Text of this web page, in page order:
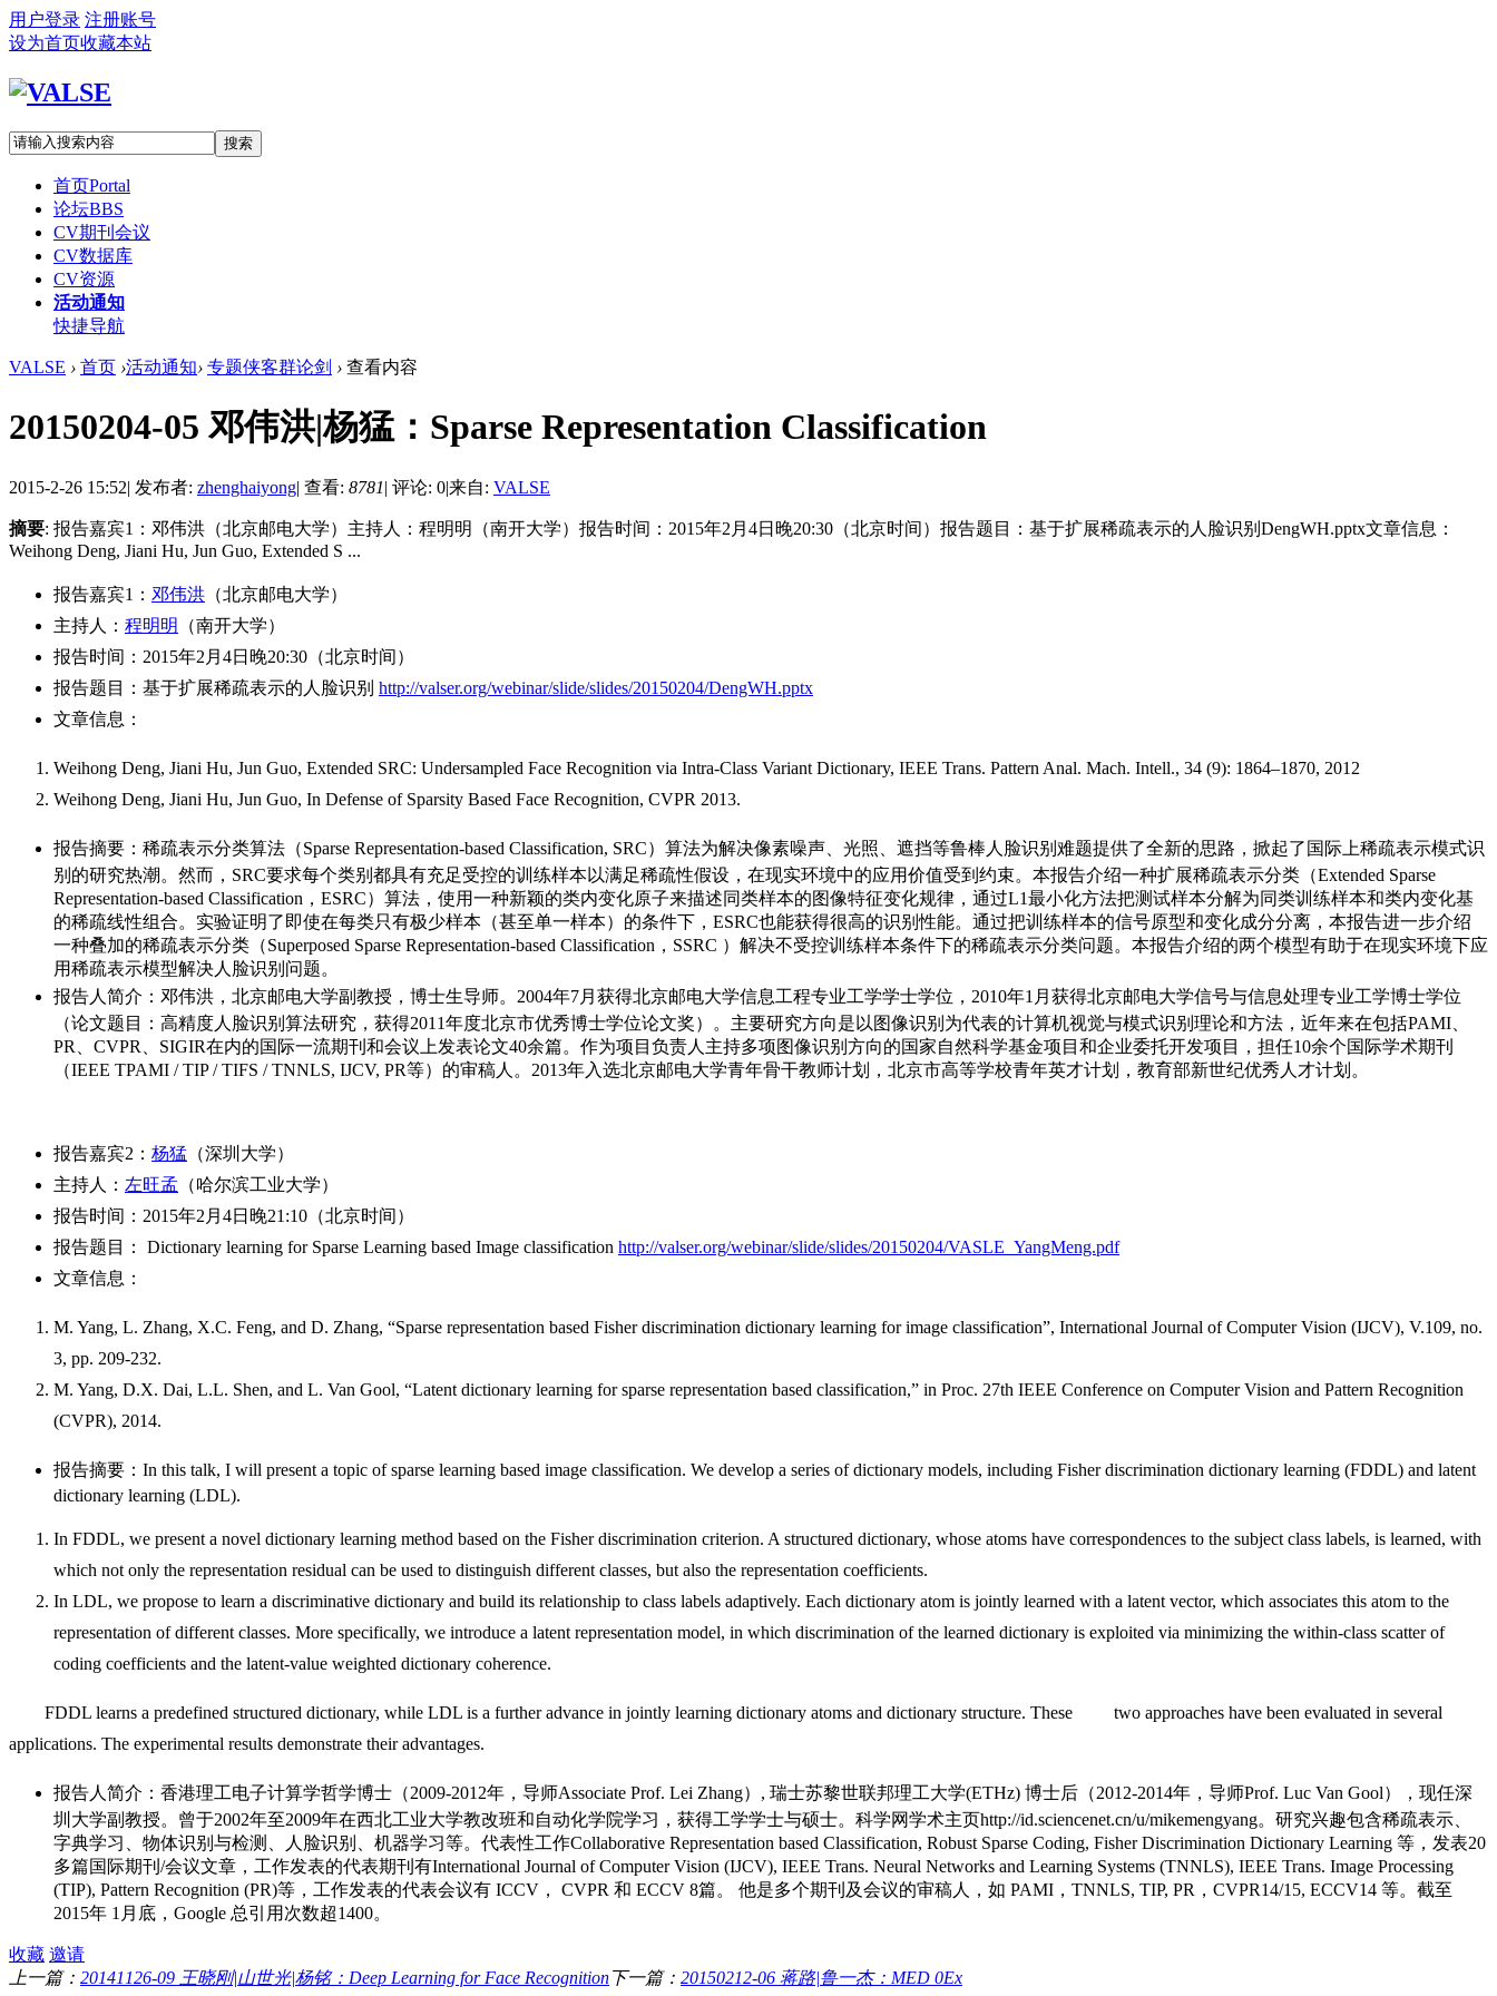
用户登录 注册账号
设为首页收藏本站
搜索
首页Portal
论坛BBS
CV期刊会议
CV数据库
CV资源
活动通知
快捷导航
VALSE › 首页 ›活动通知› 专题侠客群论剑 › 查看内容
20150204-05 邓伟洪|杨猛：Sparse Representation Classification
2015-2-26 15:52| 发布者: zhenghaiyong| 查看: 8781| 评论: 0|来自: VALSE
摘要: 报告嘉宾1：邓伟洪（北京邮电大学）主持人：程明明（南开大学）报告时间：2015年2月4日晚20:30（北京时间）报告题目：基于扩展稀疏表示的人脸识别DengWH.pptx文章信息：
Weihong Deng, Jiani Hu, Jun Guo, Extended S ...
报告嘉宾1： 邓伟洪 （北京邮电大学）
主持人： 程明明
（南开大学）
报告时间：2015年2月4日晚20:30（北京时间）
报告题目：基于扩展稀疏表示的人脸识别 http://valser.org/webinar/slide/slides/20150204/DengWH.pptx
文章信息：
Weihong Deng, Jiani Hu, Jun Guo, Extended SRC: Undersampled Face Recognition via Intra-Class Variant Dictionary, IEEE Trans. Pattern Anal. Mach. Intell., 34 (9): 1864–1870, 2012
Weihong Deng, Jiani Hu, Jun Guo, In Defense of Sparsity Based Face Recognition, CVPR 2013.
报告摘要：稀疏表示分类算法（Sparse Representation-based Classification, SRC）算法为解决像素噪声、光照、遮挡等鲁棒人脸识别难题提供了全新的思路，掀起了国际上稀疏表示模式识
别的研究热潮。然而，SRC要求每个类别都具有充足受控的训练样本以满足稀疏性假设，在现实环境中的应用价值受到约束。本报告介绍一种扩展稀疏表示分类（Extended Sparse
Representation-based Classification，ESRC）算法，使用一种新颖的类内变化原子来描述同类样本的图像特征变化规律，通过L1最小化方法把测试样本分解为同类训练样本和类内变化基
的稀疏线性组合。实验证明了即使在每类只有极少样本（甚至单一样本）的条件下，ESRC也能获得很高的识别性能。通过把训练样本的信号原型和变化成分分离，本报告进一步介绍
一种叠加的稀疏表示分类（Superposed Sparse Representation-based Classification，SSRC ）解决不受控训练样本条件下的稀疏表示分类问题。本报告介绍的两个模型有助于在现实环境下应
用稀疏表示模型解决人脸识别问题。
报告人简介：邓伟洪，北京邮电大学副教授，博士生导师。2004年7月获得北京邮电大学信息工程专业工学学士学位，2010年1月获得北京邮电大学信号与信息处理专业工学博士学位
（论文题目：高精度人脸识别算法研究，获得2011年度北京市优秀博士学位论文奖）。主要研究方向是以图像识别为代表的计算机视觉与模式识别理论和方法，近年来在包括PAMI、
PR、CVPR、SIGIR在内的国际一流期刊和会议上发表论文40余篇。作为项目负责人主持多项图像识别方向的国家自然科学基金项目和企业委托开发项目，担任10余个国际学术期刊
（IEEE TPAMI / TIP / TIFS / TNNLS, IJCV, PR等）的审稿人。2013年入选北京邮电大学青年骨干教师计划，北京市高等学校青年英才计划，教育部新世纪优秀人才计划。
报告嘉宾2： 杨猛 （深圳大学）
主持人： 左旺孟 （哈尔滨工业大学）
报告时间：2015年2月4日晚21:10（北京时间）
报告题目： Dictionary learning for Sparse Learning based Image classification http://valser.org/webinar/slide/slides/20150204/VASLE_YangMeng.pdf
文章信息：
M. Yang, L. Zhang, X.C. Feng, and D. Zhang, “Sparse representation based Fisher discrimination dictionary learning for image classification”, International Journal of Computer Vision (IJCV), V.109, no.
3, pp. 209-232.
M. Yang, D.X. Dai, L.L. Shen, and L. Van Gool, “Latent dictionary learning for sparse representation based classification,” in Proc. 27th IEEE Conference on Computer Vision and Pattern Recognition
(CVPR), 2014.
报告摘要：In this talk, I will present a topic of sparse learning based image classification. We develop a series of dictionary models, including Fisher discrimination dictionary learning (FDDL) and latent
dictionary learning (LDL).
In FDDL, we present a novel dictionary learning method based on the Fisher discrimination criterion. A structured dictionary, whose atoms have correspondences to the subject class labels, is learned, with
which not only the representation residual can be used to distinguish different classes, but also the representation coefficients.
In LDL, we propose to learn a discriminative dictionary and build its relationship to class labels adaptively. Each dictionary atom is jointly learned with a latent vector, which associates this atom to the
representation of different classes. More specifically, we introduce a latent representation model, in which discrimination of the learned dictionary is exploited via minimizing the within-class scatter of
coding coefficients and the latent-value weighted dictionary coherence.
FDDL learns a predefined structured dictionary, while LDL is a further advance in jointly learning dictionary atoms and dictionary structure. These
two approaches have been evaluated in several
applications. The experimental results demonstrate their advantages.
报告人简介：香港理工电子计算学哲学博士（2009-2012年，导师Associate Prof. Lei Zhang）, 瑞士苏黎世联邦理工大学(ETHz) 博士后（2012-2014年，导师Prof. Luc Van Gool），现任深
圳大学副教授。曾于2002年至2009年在西北工业大学教改班和自动化学院学习，获得工学学士与硕士。科学网学术主页http://id.sciencenet.cn/u/mikemengyang。研究兴趣包含稀疏表示、
字典学习、物体识别与检测、人脸识别、机器学习等。代表性工作Collaborative Representation based Classification, Robust Sparse Coding, Fisher Discrimination Dictionary Learning 等，发表20
多篇国际期刊/会议文章，工作发表的代表期刊有International Journal of Computer Vision (IJCV), IEEE Trans. Neural Networks and Learning Systems (TNNLS), IEEE Trans. Image Processing
(TIP), Pattern Recognition (PR)等，工作发表的代表会议有 ICCV， CVPR 和 ECCV 8篇。 他是多个期刊及会议的审稿人，如 PAMI，TNNLS, TIP, PR，CVPR14/15, ECCV14 等。截至
2015年 1月底，Google 总引用次数超1400。
收藏 邀请
上一篇： 20141126-09 王晓刚|山世光|杨铭：Deep Learning for Face Recognition下一篇： 20150212-06 蒋路|鲁一杰：MED 0Ex